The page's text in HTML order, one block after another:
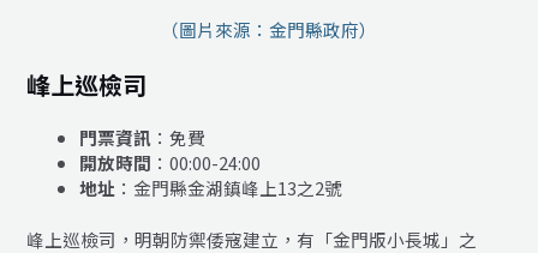
（圖片來源：金門縣政府）
峰上巡檢司
門票資訊 ：免費
開放時間 ：00:00-24:00
地址 ：金門縣金湖鎮峰上13之2號
峰上巡檢司，明朝防禦倭寇建立，有「金門版小長城」之